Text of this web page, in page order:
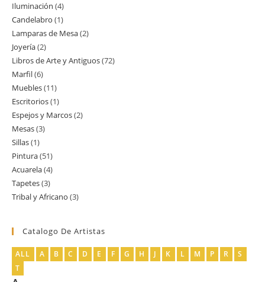
productos
Iluminación 44
productos
Candelabro 11
producto
Lamparas de Mesa 22
Joyería 22
productos
Libros de Arte y Antiguos 7272
Marfil 66
productos
Muebles 1111
productos
Escritorios 11
producto
Espejos y Marcos 22
Mesas 33
Sillas 11
producto
Pintura 5151
productos
Acuarela 44
productos
Tapetes 33
productos
Tribal y Africano 33
Catalogo De Artistas
ALL A B C D E F G H J K L M P R
S
T